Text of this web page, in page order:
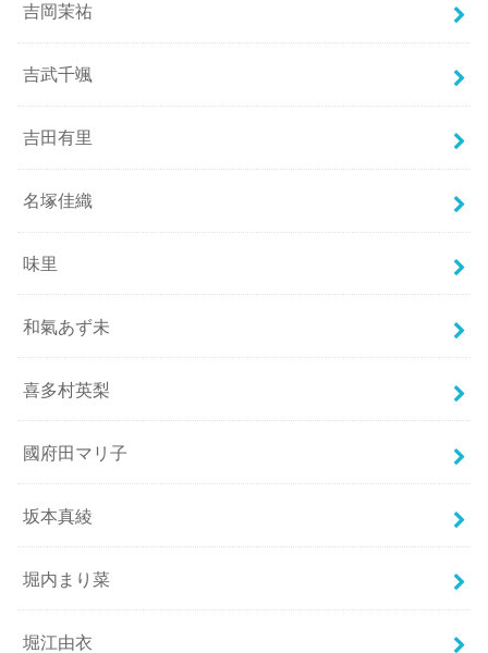
吉岡茉祐
吉武千颯
吉田有里
名塚佳織
味里
和氣あず未
喜多村英梨
國府田マリ子
坂本真綾
堀内まり菜
堀江由衣